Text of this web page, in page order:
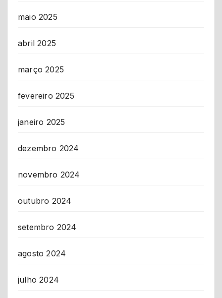
maio 2025
abril 2025
março 2025
fevereiro 2025
janeiro 2025
dezembro 2024
novembro 2024
outubro 2024
setembro 2024
agosto 2024
julho 2024